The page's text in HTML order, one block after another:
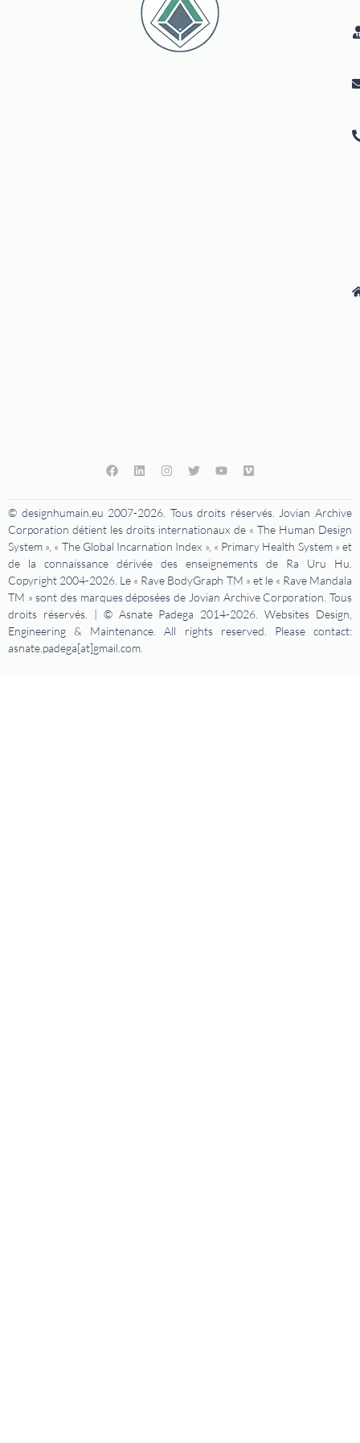
© designhumain.eu 2007-2026. Tous droits réservés. Jovian Archive
Corporation détient les droits internationaux de « The Human Design
System », « The Global Incarnation Index », « Primary Health System » et
de la connaissance dérivée des enseignements de Ra Uru Hu.
Copyright 2004-2026. Le « Rave BodyGraph TM » et le « Rave Mandala
TM » sont des marques déposées de Jovian Archive Corporation. Tous
droits réservés. | © Asnate Padega 2014-2026. Websites Design,
Engineering & Maintenance. All rights reserved. Please contact:
asnate.padega[at]gmail.com.